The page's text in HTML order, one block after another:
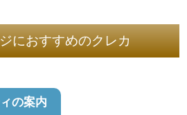
におすすめのクレカ
の案内